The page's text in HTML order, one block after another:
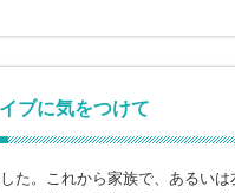
ブに気をつけて
た。これから家族で、あるいは